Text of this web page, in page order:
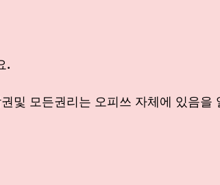
.
및 모든권리는 오피쓰 자체에 있음을